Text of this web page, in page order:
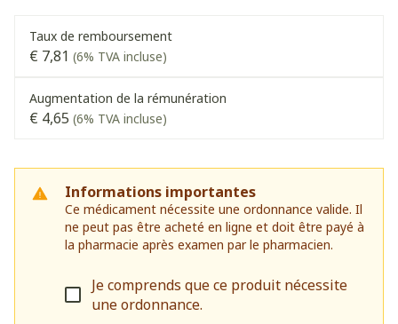
Taux de remboursement
€ 7,81 (6% TVA incluse)
Augmentation de la rémunération
€ 4,65 (6% TVA incluse)
Informations importantes
Ce médicament nécessite une ordonnance valide. Il
ne peut pas être acheté en ligne et doit être payé à
la pharmacie après examen par le pharmacien.
Je comprends que ce produit nécessite
une ordonnance.